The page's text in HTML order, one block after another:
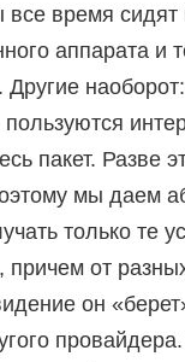
все время сидят
аппарата и
Другие
пакет. Разве
мы даем
только те
от
он